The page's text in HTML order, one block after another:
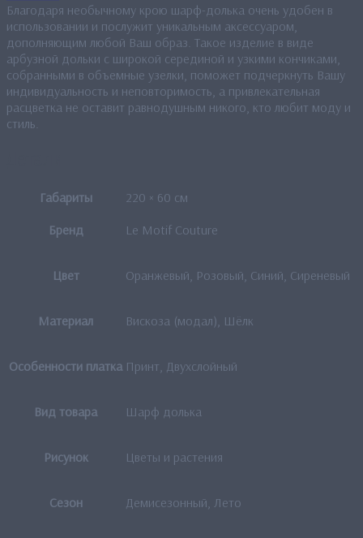
Благодаря необычному крою шарф-долька очень удобен в
использовании и послужит уникальным аксессуаром,
дополняющим любой Ваш образ. Такое изделие в виде
арбузной дольки с широкой серединой и узкими кончиками,
собранными в объемные узелки, поможет подчеркнуть Вашу
индивидуальность и неповторимость, а привлекательная
расцветка не оставит равнодушным никого, кто любит моду и
стиль.
Габариты
220 × 60 см
Бренд
Le Motif Couture
Цвет Оранжевый, Розовый, Синий, Сиреневый
Материал Вискоза (модал), Шёлк
Особенности платка Принт, Двухслойный
Вид товара Шарф долька
Рисунок Цветы и растения
Сезон Демисезонный, Лето